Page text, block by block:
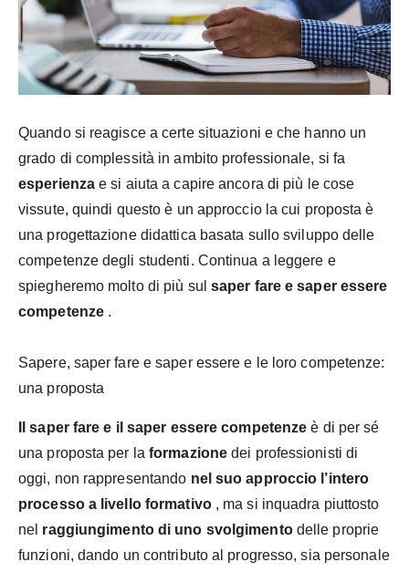
Quando si reagisce a certe situazioni e che hanno un
grado di complessità in ambito professionale, si fa
esperienza e si aiuta a capire ancora di più le cose
vissute, quindi questo è un approccio la cui proposta è
una progettazione didattica basata sullo sviluppo delle
competenze degli studenti. Continua a leggere e
spiegheremo molto di più sul saper fare e saper essere
competenze .
Sapere, saper fare e saper essere e le loro competenze:
una proposta
Il saper fare e il saper essere competenze è di per sé
una proposta per la formazione dei professionisti di
oggi, non rappresentando nel suo approccio l’intero
processo a livello formativo, ma si inquadra piuttosto
nel raggiungimento di uno svolgimentodelle proprie
funzioni, dando un contributo al progresso, sia personale